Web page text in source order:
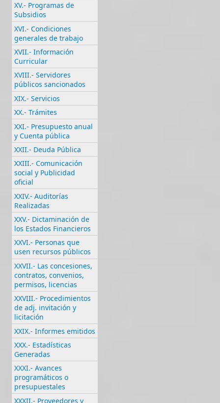
XV.- Programas de
Subsidios
XVI.- Condiciones
generales de trabajo
XVII.- Información
Curricular
XVIII.- Servidores
públicos sancionados
XIX.- Servicios
XX.- Trámites
XXI.- Presupuesto anual
y Cuenta pública
XXII.- Deuda Pública
XXIII.- Comunicación
social y Publicidad
oficial
XXIV.- Auditorías
Realizadas
XXV.- Dictaminación de
los Estados Financieros
XXVI.- Personas que
usen recursos públicos
XXVII.- Las concesiones,
contratos, convenios,
permisos, licencias
XXVIII.- Procedimientos
de adj. invitación y
licitación
XXIX.- Informes emitidos
XXX.- Estadísticas
Generadas
XXXI.- Avances
programáticos o
presupuestales
XXXII.- Proveedores y